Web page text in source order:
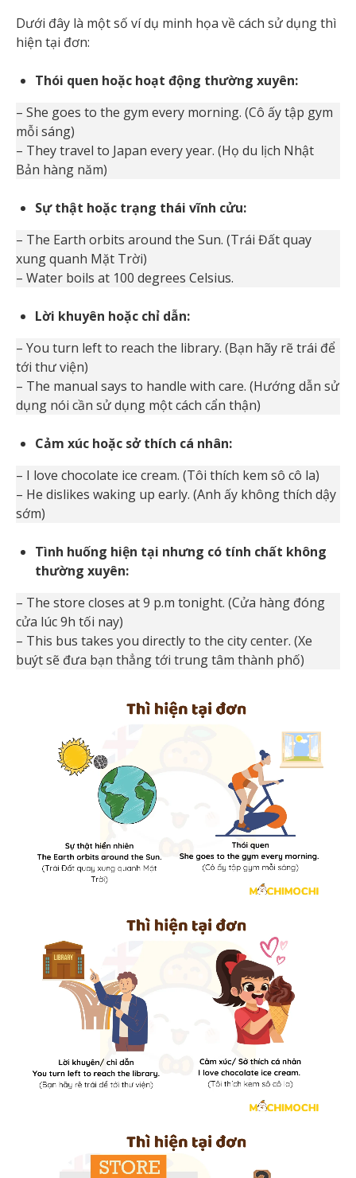
Dưới đây là một số ví dụ minh họa về cách sử dụng thì
hiện tại đơn:
Thói quen hoặc hoạt động thường xuyên:
– She goes to the gym every morning. (Cô ấy tập gym
mỗi sáng)
– They travel to Japan every year. (Họ du lịch Nhật
Bản hàng năm)
Sự thật hoặc trạng thái vĩnh cửu:
– The Earth orbits around the Sun. (Trái Đất quay
xung quanh Mặt Trời)
– Water boils at 100 degrees Celsius.
Lời khuyên hoặc chỉ dẫn:
– You turn left to reach the library. (Bạn hãy rẽ trái để
tới thư viện)
– The manual says to handle with care. (Hướng dẫn sử
dụng nói cần sử dụng một cách cẩn thận)
Cảm xúc hoặc sở thích cá nhân:
– I love chocolate ice cream. (Tôi thích kem sô cô la)
– He dislikes waking up early. (Anh ấy không thích dậy
sớm)
Tình huống hiện tại nhưng có tính chất không
thường xuyên:
– The store closes at 9 p.m tonight. (Cửa hàng đóng
cửa lúc 9h tối nay)
– This bus takes you directly to the city center. (Xe
buýt sẽ đưa bạn thẳng tới trung tâm thành phố)